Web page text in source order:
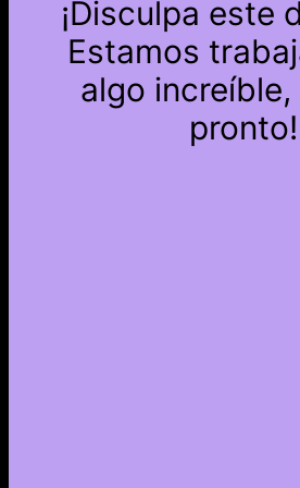
¡Disculpa este
Estamos
algo increíble,
pronto!